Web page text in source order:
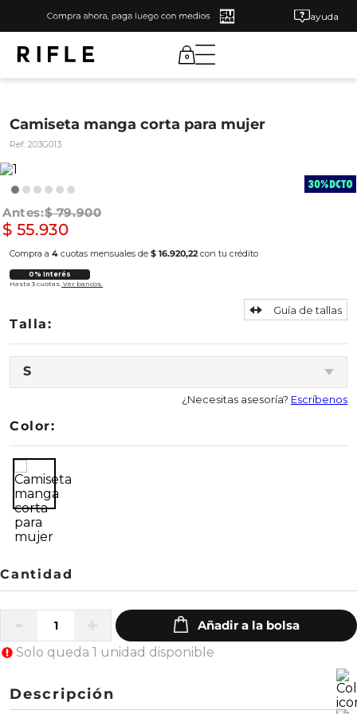
ayuda
0
Camiseta manga corta para mujer
Ref: 203G013
$ 79.900
$ 55.930
Compra a 4 cuotas mensuales de $ 16.920,22 con tu crédito
0% Interés
Hasta 3 cuotas. Ver bancos.
S
Guía de tallas
¿Necesitas asesoría? Escríbenos
Color:
Solo queda 1 unidad disponible
Descripción